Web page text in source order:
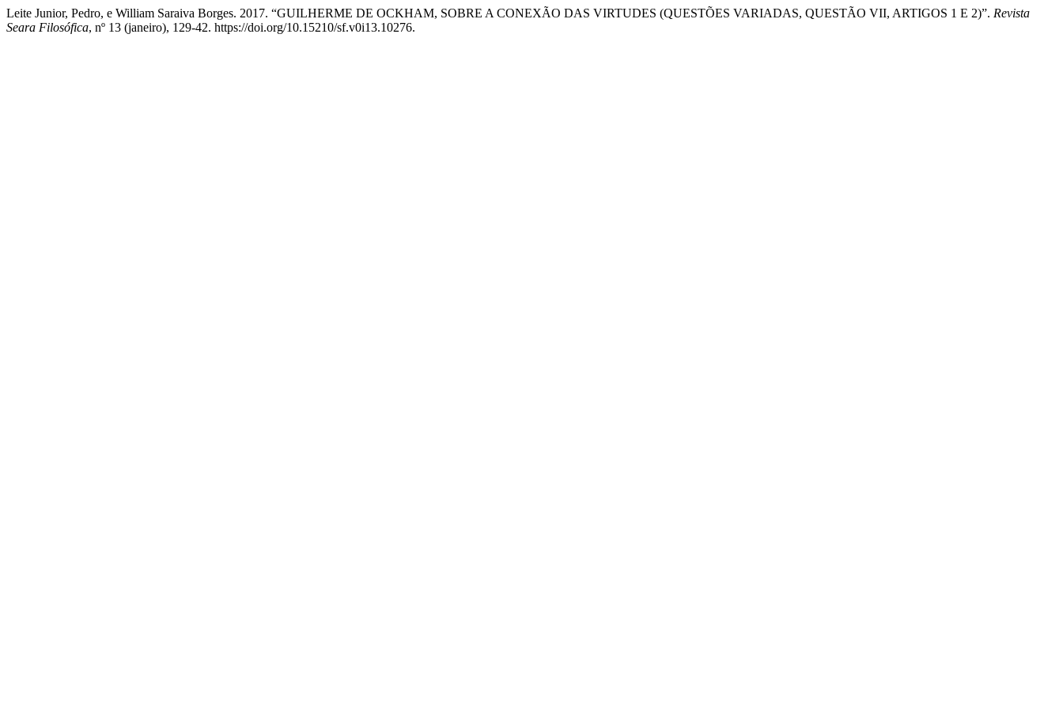
Leite Junior, Pedro, e William Saraiva Borges. 2017. “GUILHERME DE OCKHAM, SOBRE A CONEXÃO DAS VIRTUDES (QUESTÕES VARIADAS, QUESTÃO VII, ARTIGOS 1 E 2)”. Revista
Seara Filosófica, nº 13 (janeiro), 129-42. https://doi.org/10.15210/sf.v0i13.10276.